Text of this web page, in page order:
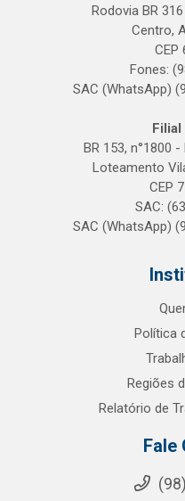
Rodovia BR
Centro,
CEP
Fones:
SAC (WhatsApp)
Filial
BR 153, n°1800
Loteamento
CEP
SAC:
SAC (WhatsApp)
Política
Regiões
Relatório de
Fale